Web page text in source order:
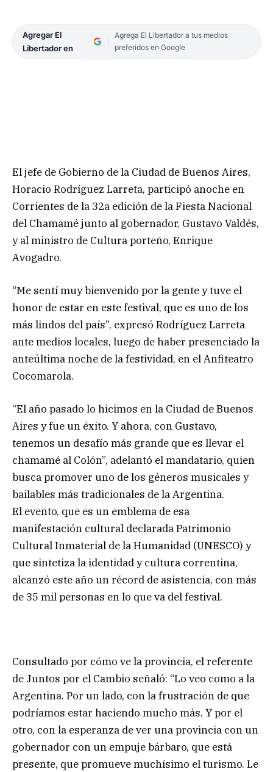
Agregar El
Libertador en
Agrega El Libertador a tus medios
preferidos en Google
El jefe de Gobierno de la Ciudad de Buenos Aires,
Horacio Rodríguez Larreta, participó anoche en
Corrientes de la 32a edición de la Fiesta Nacional
del Chamamé junto al gobernador, Gustavo Valdés,
y al ministro de Cultura porteño, Enrique
Avogadro.
“Me sentí muy bienvenido por la gente y tuve el
honor de estar en este festival, que es uno de los
más lindos del país”, expresó Rodríguez Larreta
ante medios locales, luego de haber presenciado la
anteúltima noche de la festividad, en el Anfiteatro
Cocomarola.
“El año pasado lo hicimos en la Ciudad de Buenos
Aires y fue un éxito. Y ahora, con Gustavo,
tenemos un desafío más grande que es llevar el
chamamé al Colón”, adelantó el mandatario, quien
busca promover uno de los géneros musicales y
bailables más tradicionales de la Argentina.
El evento, que es un emblema de esa
manifestación cultural declarada Patrimonio
Cultural Inmaterial de la Humanidad (UNESCO) y
que sintetiza la identidad y cultura correntina,
alcanzó este año un récord de asistencia, con más
de 35 mil personas en lo que va del festival.
Consultado por cómo ve la provincia, el referente
de Juntos por el Cambio señaló: “Lo veo como a la
Argentina. Por un lado, con la frustración de que
podríamos estar haciendo mucho más. Y por el
otro, con la esperanza de ver una provincia con un
gobernador con un empuje bárbaro, que está
presente, que promueve muchísimo el turismo. Le